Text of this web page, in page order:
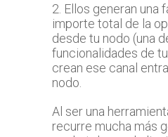
Ellos generan una
importe total de la
desde tu nodo (una
funcionalidades de
crean ese canal
nodo.
Al ser una
recurre mucha más